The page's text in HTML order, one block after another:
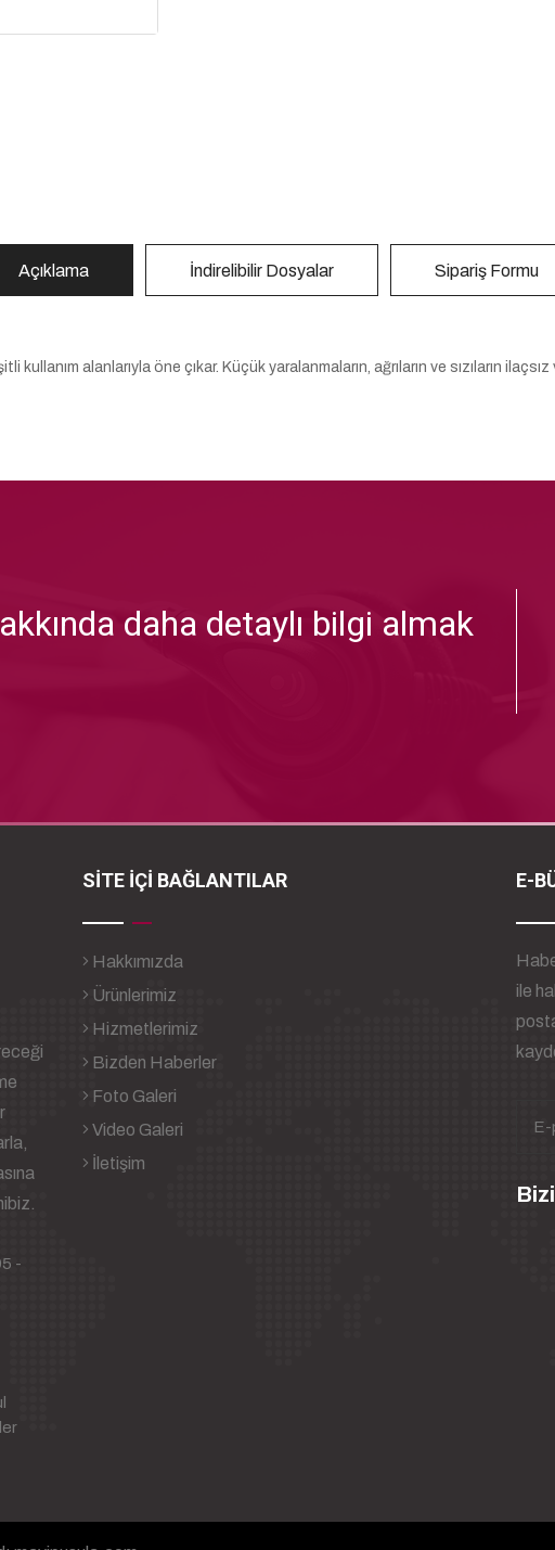
Açıklama İndirelibilir Dosyalar Sipariş Formu
alanlarıyla öne çıkar. Küçük yaralanmaların, ağrıların ve sızıların
daha detaylı bilgi almak
-
SİTE İÇİ BAĞLANTILAR
Hakkımızda
Ürünlerimiz
Hizmetlerimiz
Bizden Haberler
Foto Galeri
Video Galeri
İletişim
E-
ile